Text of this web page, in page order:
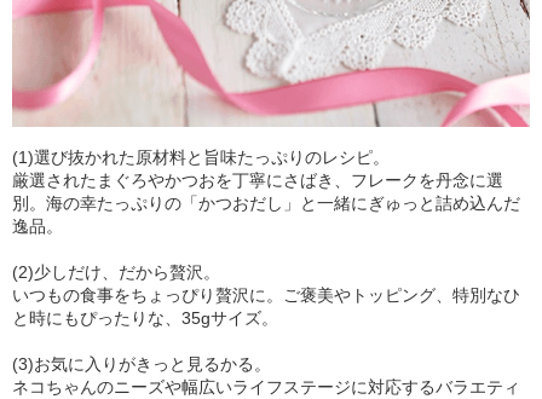
(1)選び抜かれた原材料と旨味たっぷりのレシピ。
厳選されたまぐろやかつおを丁寧にさばき、フレークを丹念に選
別。海の幸たっぷりの「かつおだし」と一緒にぎゅっと詰め込んだ
逸品。
(2)少しだけ、だから贅沢。
いつもの食事をちょっぴり贅沢に。ご褒美やトッピング、特別なひ
と時にもぴったりな、35gサイズ。
(3)お気に入りがきっと見るかる。
ネコちゃんのニーズや幅広いライフステージに対応するバラエティ